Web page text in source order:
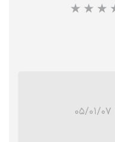
۰۵/۰۱/۰۷